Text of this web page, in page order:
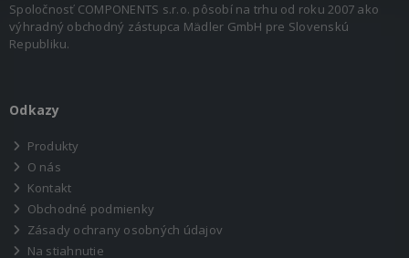
Spoločnosť COMPONENTS s.r.o. pôsobí na trhu od roku 2007 ako
výhradný obchodný zástupca Mädler GmbH pre Slovenskú
Republiku.
Odkazy
Produkty
O nás
Kontakt
Obchodné podmienky
Zásady ochrany osobných údajov
Na stiahnutie